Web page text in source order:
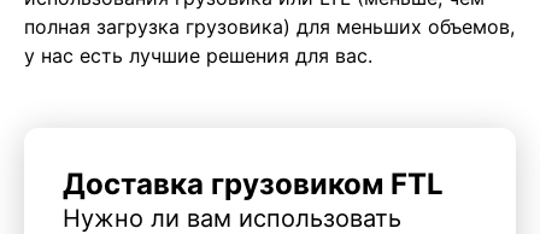
полная загрузка грузовика) для меньших объемов,
у нас есть лучшие решения для вас.
Доставка грузовиком FTL
Нужно ли вам использовать